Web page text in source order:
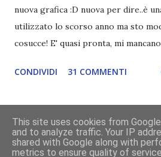
nuova grafica :D nuova per dire..è
utilizzato lo scorso anno ma sto
cosucce! E' quasi pronta, mi
impazzire e.e Un po' mi dispiacerà
avevo inserito sedici titoli. Già
tutti ma ogni volta preferisco
CONDIVIDI 31 COMMENTI
Powered by
This site uses cookies from
and to analyze traffic. Your IP
shared with Google along with
metrics to ensure quality of